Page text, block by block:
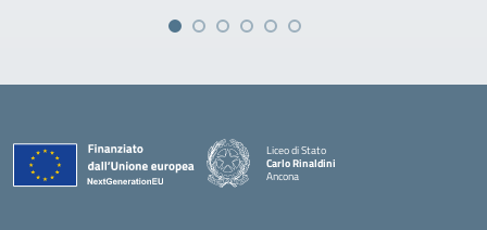
Liceo di Stato
Carlo Rinaldini
Ancona